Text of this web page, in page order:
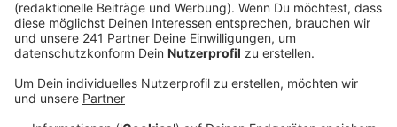
Veröffentlicht:Freitag, 01.11.2024 18:43